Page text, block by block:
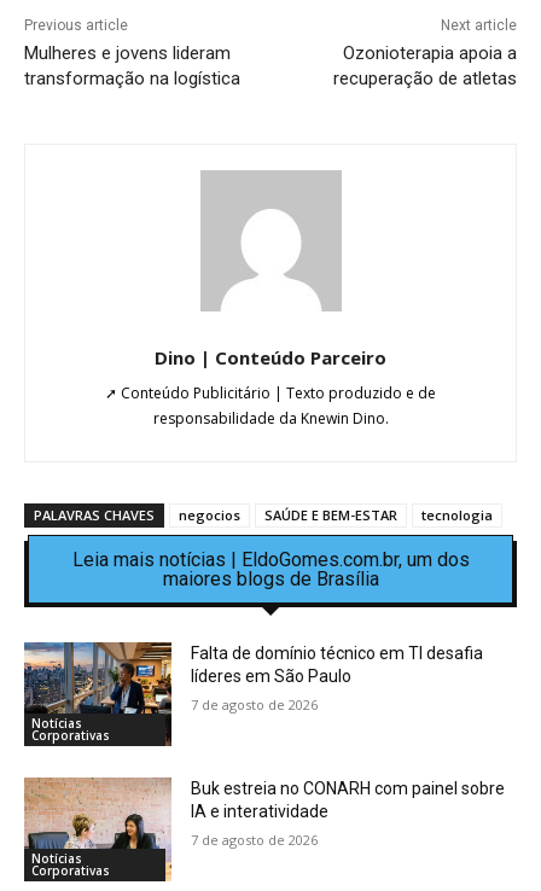
Previous article
Mulheres e jovens lideram
transformação na logística
Next article
Ozonioterapia apoia a
recuperação de atletas
Dino | Conteúdo Parceiro
➚ Conteúdo Publicitário | Texto produzido e de
responsabilidade da Knewin Dino.
PALAVRAS CHAVES negocios SAÚDE E BEM-ESTAR tecnologia
Leia mais notícias | EldoGomes.com.br, um dos
maiores blogs de Brasília
Notícias
Corporativas
Falta de domínio técnico em TI desafia
líderes em São Paulo
7 de agosto de 2026
Notícias
Corporativas
Buk estreia no CONARH com painel sobre
IA e interatividade
7 de agosto de 2026